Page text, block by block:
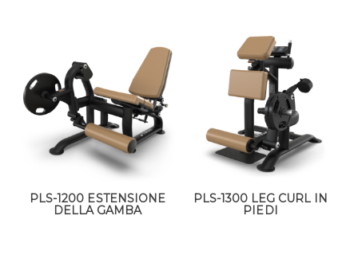
PLS-1200 ESTENSIONE
DELLA GAMBA
PLS-1300 LEG CURL IN
PIEDI